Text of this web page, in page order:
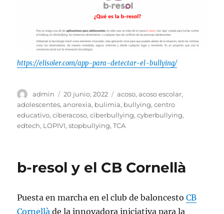
https://elisoler.com/app-para-detectar-el-bullying/
Autor
admin
Publicado
el
20 junio, 2022 Etiquetas
acoso,acoso escolar,
adolescentes,anorexia, bulimia, bullying,centro
educativo,ciberacoso,ciberbullying,cyberbullying,
edtech, LOPIVI,stopbullying,TCA
b-resol y el CB Cornellà
Puesta en marcha en el club de baloncestoCB
Cornellà de la innovadora iniciativa para la